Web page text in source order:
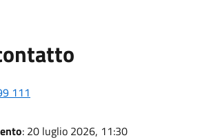
111
: 20 luglio 2026, 11:30